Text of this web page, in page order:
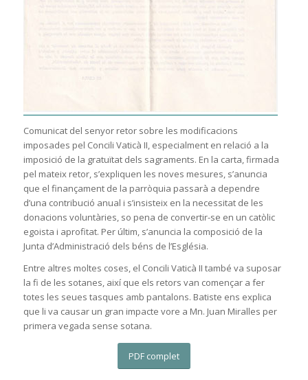
Comunicat del senyor retor sobre les modificacions
imposades pel Concili Vaticà II, especialment en relació a la
imposició de la gratuïtat dels sagraments. En la carta, firmada
pel mateix retor, s’expliquen les noves mesures, s’anuncia
que el finançament de la parròquia passarà a dependre
d’una contribució anual i s’insisteix en la necessitat de les
donacions voluntàries, so pena de convertir-se en un catòlic
egoista i aprofitat. Per últim, s’anuncia la composició de la
Junta d’Administració dels béns de l’Església.
Entre altres moltes coses, el Concili Vaticà II també va suposar
la fi de les sotanes, així que els retors van començar a fer
totes les seues tasques amb pantalons. Batiste ens explica
que li va causar un gran impacte vore a Mn. Juan Miralles per
primera vegada sense sotana.
PDF complet